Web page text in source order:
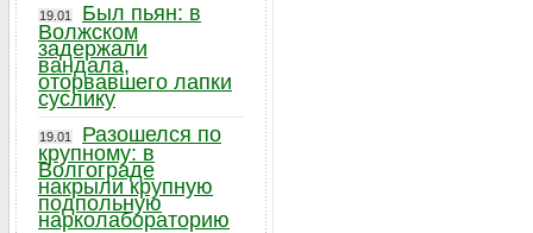
19.01
Был пьян: в
Волжском
задержали
вандала,
оторвавшего лапки
суслику
19.01
Разошелся по
крупному: в
Волгограде
накрыли крупную
подпольную
нарколабораторию